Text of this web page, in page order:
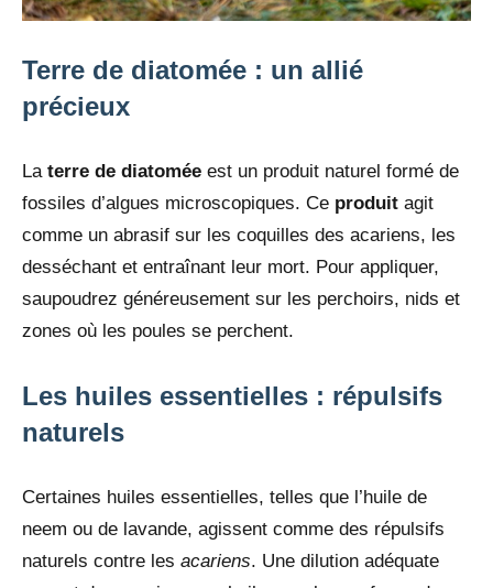
Terre de diatomée : un allié
précieux
La terre de diatomée est un produit naturel formé de
fossiles d’algues microscopiques. Ce produit agit
comme un abrasif sur les coquilles des acariens, les
desséchant et entraînant leur mort. Pour appliquer,
saupoudrez généreusement sur les perchoirs, nids et
zones où les poules se perchent.
Les huiles essentielles : répulsifs
naturels
Certaines huiles essentielles, telles que l’huile de
neem ou de lavande, agissent comme des répulsifs
naturels contre les acariens. Une dilution adéquate